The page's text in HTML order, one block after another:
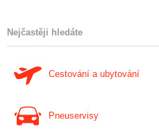
Nejčastěji hledáte
Cestování a ubytování
Pneuservisy